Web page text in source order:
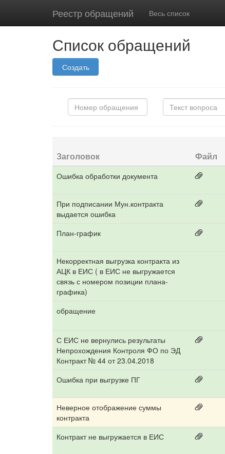
Реестр обращений Весь список
Список обращений
Создать
Заголовок Файл
Ошибка обработки документа
При подписании Мун.контракта
выдается ошибка
План-график
Некорректная выгрузка контракта из
АЦК в ЕИС ( в ЕИС не выгружается
связь с номером позиции плана-
графика)
обращение
С ЕИС не вернулись результаты
Непрохождения Контроля ФО по ЭД
Контракт № 44 от 23.04.2018
Ошибка при выгрузке ПГ
Неверное отображение суммы
контракта
Контракт не выгружается в ЕИС